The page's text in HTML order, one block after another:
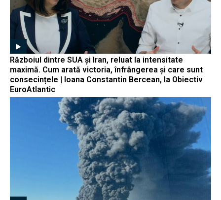
Războiul dintre SUA și Iran, reluat la intensitate
maximă. Cum arată victoria, înfrângerea și care sunt
consecințele | Ioana Constantin Bercean, la Obiectiv
EuroAtlantic